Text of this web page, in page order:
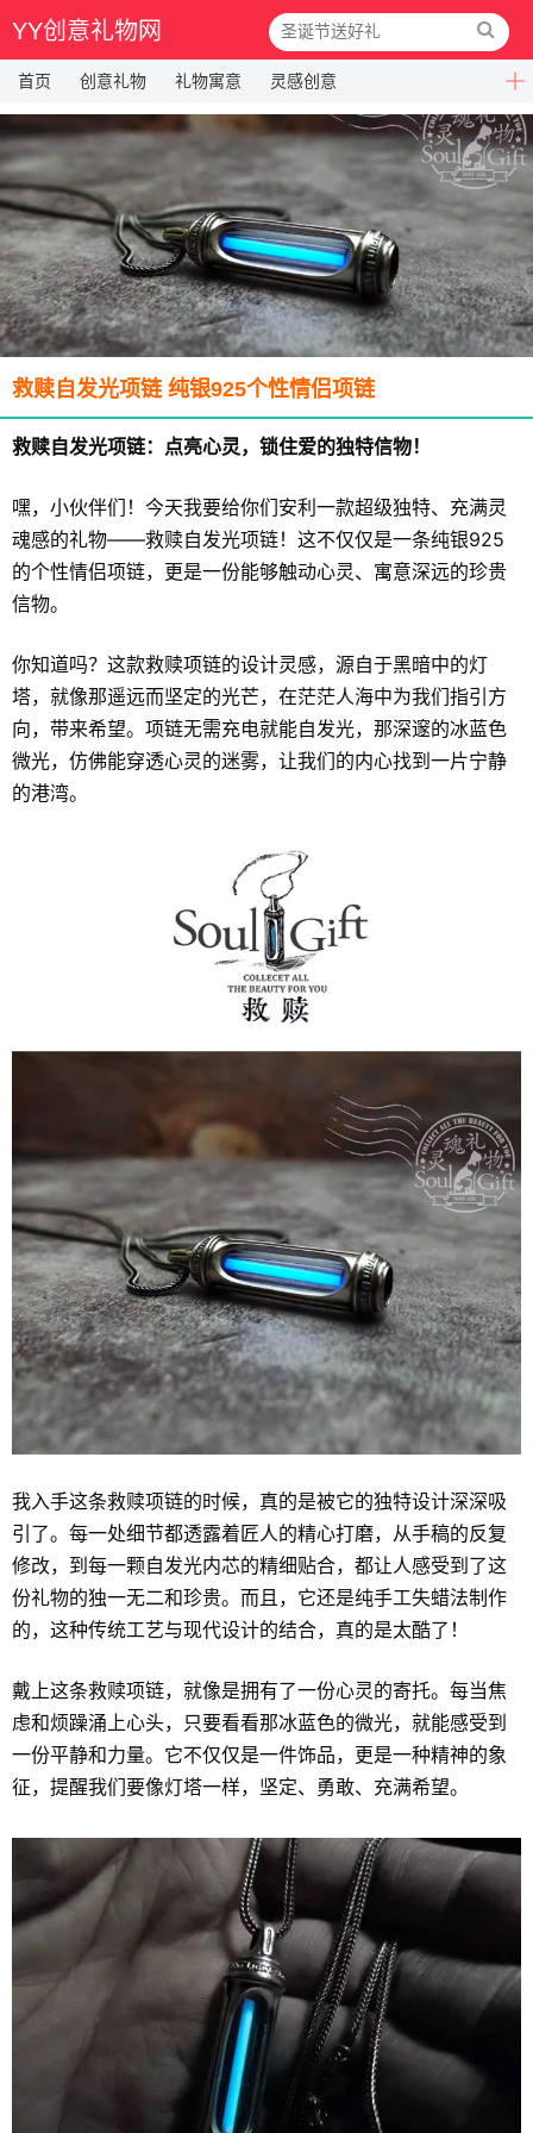
YY创意礼物网
首页 创意礼物 礼物寓意 灵感创意
救赎自发光项链 纯银925个性情侣项链
救赎自发光项链：点亮心灵，锁住爱的独特信物！
嘿，小伙伴们！今天我要给你们安利一款超级独特、充满灵
魂感的礼物——救赎自发光项链！这不仅仅是一条纯银925
的个性情侣项链，更是一份能够触动心灵、寓意深远的珍贵
信物。
你知道吗？这款救赎项链的设计灵感，源自于黑暗中的灯
塔，就像那遥远而坚定的光芒，在茫茫人海中为我们指引方
向，带来希望。项链无需充电就能自发光，那深邃的冰蓝色
微光，仿佛能穿透心灵的迷雾，让我们的内心找到一片宁静
的港湾。
我入手这条救赎项链的时候，真的是被它的独特设计深深吸
引了。每一处细节都透露着匠人的精心打磨，从手稿的反复
修改，到每一颗自发光内芯的精细贴合，都让人感受到了这
份礼物的独一无二和珍贵。而且，它还是纯手工失蜡法制作
的，这种传统工艺与现代设计的结合，真的是太酷了！
戴上这条救赎项链，就像是拥有了一份心灵的寄托。每当焦
虑和烦躁涌上心头，只要看看那冰蓝色的微光，就能感受到
一份平静和力量。它不仅仅是一件饰品，更是一种精神的象
征，提醒我们要像灯塔一样，坚定、勇敢、充满希望。